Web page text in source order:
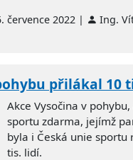
července 2022 |
Ing.
přilákal 10
Akce Vysočina v
sportu zdarma, jejímž
byla i Česká unie sportu
tis. lidí.